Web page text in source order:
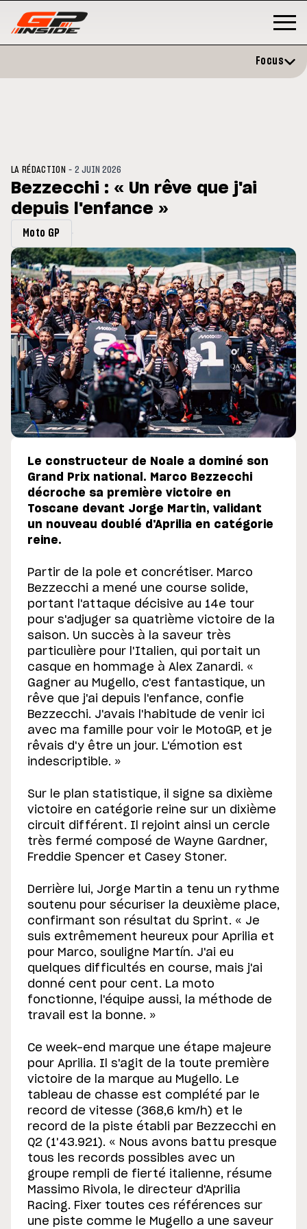
du GP de Grande-
MOTO GP
Focus
LA RÉDACTION -2 JUIN 2026
Bezzecchi : « Un rêve que j'ai
depuis l'enfance »
Moto GP
Le constructeur de Noale a dominé son
Grand Prix national. Marco Bezzecchi
décroche sa première victoire en
Toscane devant Jorge Martin, validant
un nouveau doublé d'Aprilia en catégorie
reine.
Partir de la pole et concrétiser. Marco
Bezzecchi a mené une course solide,
portant l'attaque décisive au 14e tour
pour s'adjuger sa quatrième victoire de la
saison. Un succès à la saveur très
particulière pour l'Italien, qui portait un
casque en hommage à Alex Zanardi. «
Gagner au Mugello, c'est fantastique, un
rêve que j'ai depuis l'enfance, confie
Bezzecchi. J'avais l'habitude de venir ici
avec ma famille pour voir le MotoGP, et je
rêvais d'y être un jour. L'émotion est
indescriptible. »
Sur le plan statistique, il signe sa dixième
victoire en catégorie reine sur un dixième
circuit différent. Il rejoint ainsi un cercle
très fermé composé de Wayne Gardner,
Freddie Spencer et Casey Stoner.
Derrière lui, Jorge Martin a tenu un rythme
soutenu pour sécuriser la deuxième place,
confirmant son résultat du Sprint. « Je
suis extrêmement heureux pour Aprilia et
pour Marco, souligne Martín. J'ai eu
quelques difficultés en course, mais j'ai
donné cent pour cent. La moto
fonctionne, l'équipe aussi, la méthode de
travail est la bonne. »
Ce week-end marque une étape majeure
pour Aprilia. Il s'agit de la toute première
victoire de la marque au Mugello. Le
tableau de chasse est complété par le
record de vitesse (368,6 km/h) et le
record de la piste établi par Bezzecchi en
Q2 (1'43.921). « Nous avons battu presque
tous les records possibles avec un
groupe rempli de fierté italienne, résume
Massimo Rivola, le directeur d'Aprilia
Racing. Fixer toutes ces références sur
une piste comme le Mugello a une saveur